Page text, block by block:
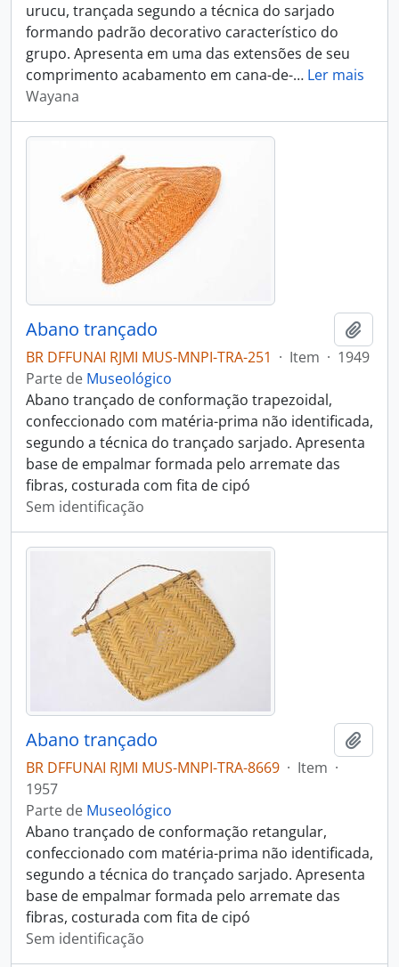
urucu, trançada segundo a técnica do sarjado
formando padrão decorativo característico do
grupo. Apresenta em uma das extensões de seu
comprimento acabamento em cana-de-… Ler mais
Wayana
Abano trançado
BR DFFUNAI RJMI MUS-MNPI-TRA-251 · Item · 1949
Parte de Museológico
Abano trançado de conformação trapezoidal,
confeccionado com matéria-prima não identificada,
segundo a técnica do trançado sarjado. Apresenta
base de empalmar formada pelo arremate das
fibras, costurada com fita de cipó
Sem identificação
Abano trançado
BR DFFUNAI RJMI MUS-MNPI-TRA-8669 · Item ·
1957
Parte de Museológico
Abano trançado de conformação retangular,
confeccionado com matéria-prima não identificada,
segundo a técnica do trançado sarjado. Apresenta
base de empalmar formada pelo arremate das
fibras, costurada com fita de cipó
Sem identificação